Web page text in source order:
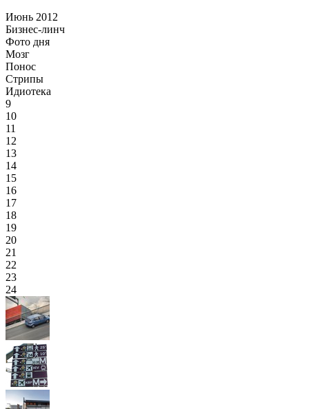
Июнь 2012
Бизнес-линч
Фото дня
Мозг
Понос
Стрипы
Идиотека
9
10
11
12
13
14
15
16
17
18
19
20
21
22
23
24